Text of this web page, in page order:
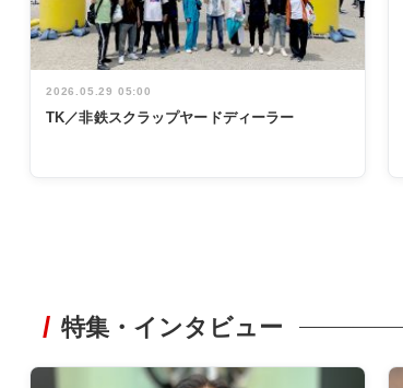
2026.05.29 05:00
TK／非鉄スクラップヤードディーラー
特集・インタビュー